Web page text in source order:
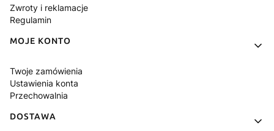
Zwroty i reklamacje
Regulamin
MOJE KONTO
Twoje zamówienia
Ustawienia konta
Przechowalnia
DOSTAWA